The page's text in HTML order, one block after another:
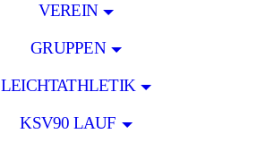
VEREIN
GRUPPEN
LEICHTATHLETIK
KSV90 LAUF